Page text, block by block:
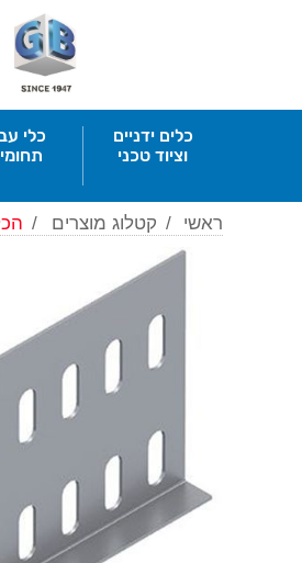
כלים ידניים
וציוד טכני
כלי
ראשי / קטלוג מוצרים /